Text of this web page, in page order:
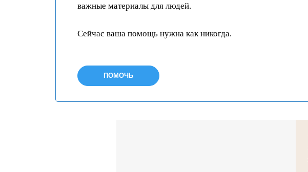
важные материалы для людей.
Сейчас ваша помощь нужна как никогда.
ПОМОЧЬ